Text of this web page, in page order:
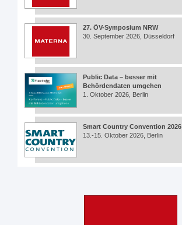
27. ÖV-Symposium NRW
30. September 2026, Düsseldorf
Public Data – besser mit
Behördendaten umgehen
1. Oktober 2026, Berlin
Smart Country Convention 2026
13.-15. Oktober 2026, Berlin